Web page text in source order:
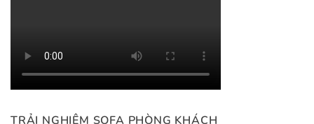
TRẢI NGHIỆM SOFA PHÒNG KHÁCH